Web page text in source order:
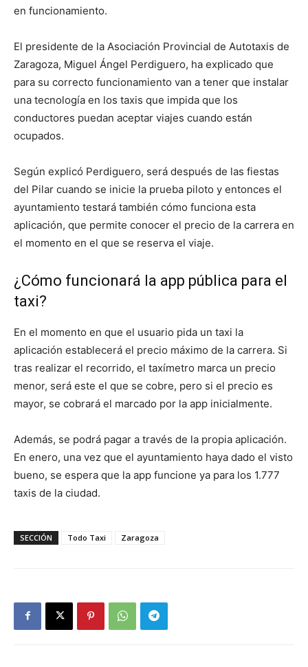
en funcionamiento.
El presidente de la Asociación Provincial de Autotaxis de
Zaragoza, Miguel Ángel Perdiguero, ha explicado que
para su correcto funcionamiento van a tener que instalar
una tecnología en los taxis que impida que los
conductores puedan aceptar viajes cuando están
ocupados.
Según explicó Perdiguero, será después de las fiestas
del Pilar cuando se inicie la prueba piloto y entonces el
ayuntamiento testará también cómo funciona esta
aplicación, que permite conocer el precio de la carrera en
el momento en el que se reserva el viaje.
¿Cómo funcionará la app pública para el
taxi?
En el momento en que el usuario pida un taxi la
aplicación establecerá el precio máximo de la carrera. Si
tras realizar el recorrido, el taxímetro marca un precio
menor, será este el que se cobre, pero si el precio es
mayor, se cobrará el marcado por la app inicialmente.
Además, se podrá pagar a través de la propia aplicación.
En enero, una vez que el ayuntamiento haya dado el visto
bueno, se espera que la app funcione ya para los 1.777
taxis de la ciudad.
SECCIÓN Todo Taxi Zaragoza